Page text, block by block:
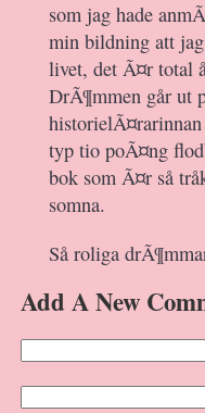
som jag hade
min bildning att
livet, det Ã¤r total
DrÃ¶mmen går ut
typ tio poÃ¤ng
bok som Ã¤r så
somna.
Så roliga
Add A New